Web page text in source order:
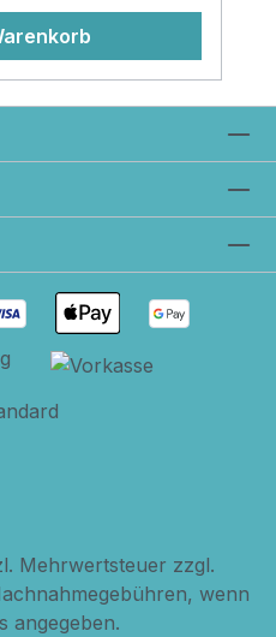
nahtlos, wie es nur
kann, an die
kannst du
und jedes
mit einigen
etwas anders
Wir lieben dieses
von
bezaubernde
ist ein wirklich
mit süßen
in
niedlich...dieser
Mehrwertsteuer zzgl.
wenn
angegeben.